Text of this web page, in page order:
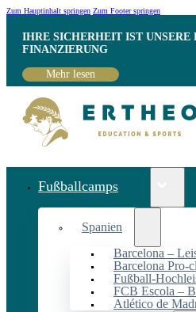
Zum Hauptinhalt springen Zum Footer springen
IHRE SICHERHEIT IST UNSERE
INANZIERUNG
Mehr lesen
Fußballcamps
Spanien
Barcelona –
Barcelona Pro-
Fußball-
FCB Escola –
Atlético de